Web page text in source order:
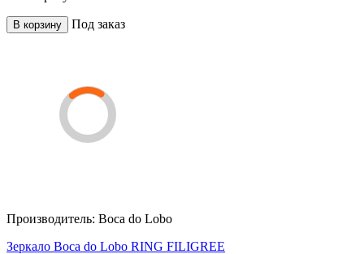
В корзину Под заказ
Производитель: Boca do Lobo
Зеркало Boca do Lobo RING FILIGREE